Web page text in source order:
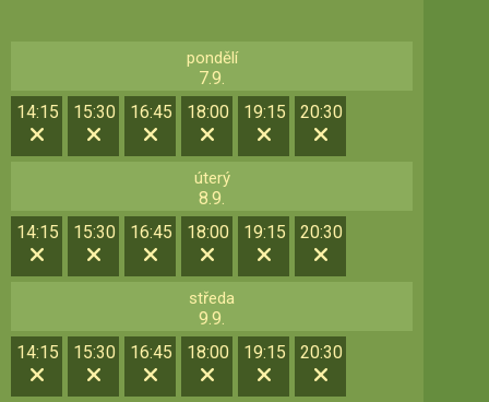
pondělí
7.9.
14:15
15:30 16:45 18:00 19:15 20:30
úterý
8.9.
14:15
15:30 16:45 18:00 19:15 20:30
středa
9.9.
14:15
15:30 16:45 18:00 19:15 20:30